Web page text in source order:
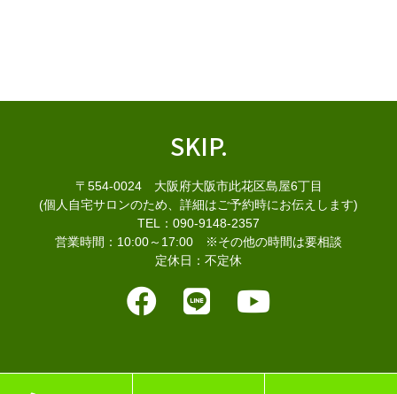
SKIP.
〒554-0024 大阪府大阪市此花区島屋6丁目
(個人自宅サロンのため、詳細はご予約時にお伝えします)
TEL：090-9148-2357
営業時間：10:00～17:00 ※その他の時間は要相談
定休日：不定休